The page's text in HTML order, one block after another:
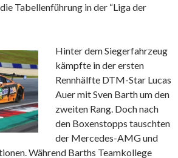
Tabellenführung in der “Liga der
Hinter dem Siegerfahrzeug
kämpfte in der ersten
Rennhälfte DTM-Star Lucas
Auer mit Sven Barth um den
zweiten Rang. Doch nach
den Boxenstopps tauschten
der Mercedes-AMG und
Während Barths Teamkollege